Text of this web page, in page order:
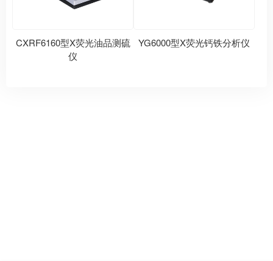
CXRF6160型X荧光油品测硫
仪
YG6000型X荧光钙铁分析仪